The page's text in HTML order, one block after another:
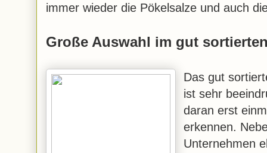
immer wieder die Pökelsalze und auch
Große Auswahl im gut
Das gut
ist sehr
daran erst
erkennen.
Unternehmen